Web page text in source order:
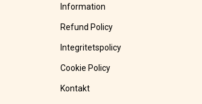
Information
Refund Policy
Integritetspolicy
Cookie Policy
Kontakt